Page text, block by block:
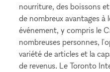
nourriture, des boissons
de nombreux avantages à
événement, y compris le
nombreuses personnes,
variété de articles et la
de revenus. Le Toronto